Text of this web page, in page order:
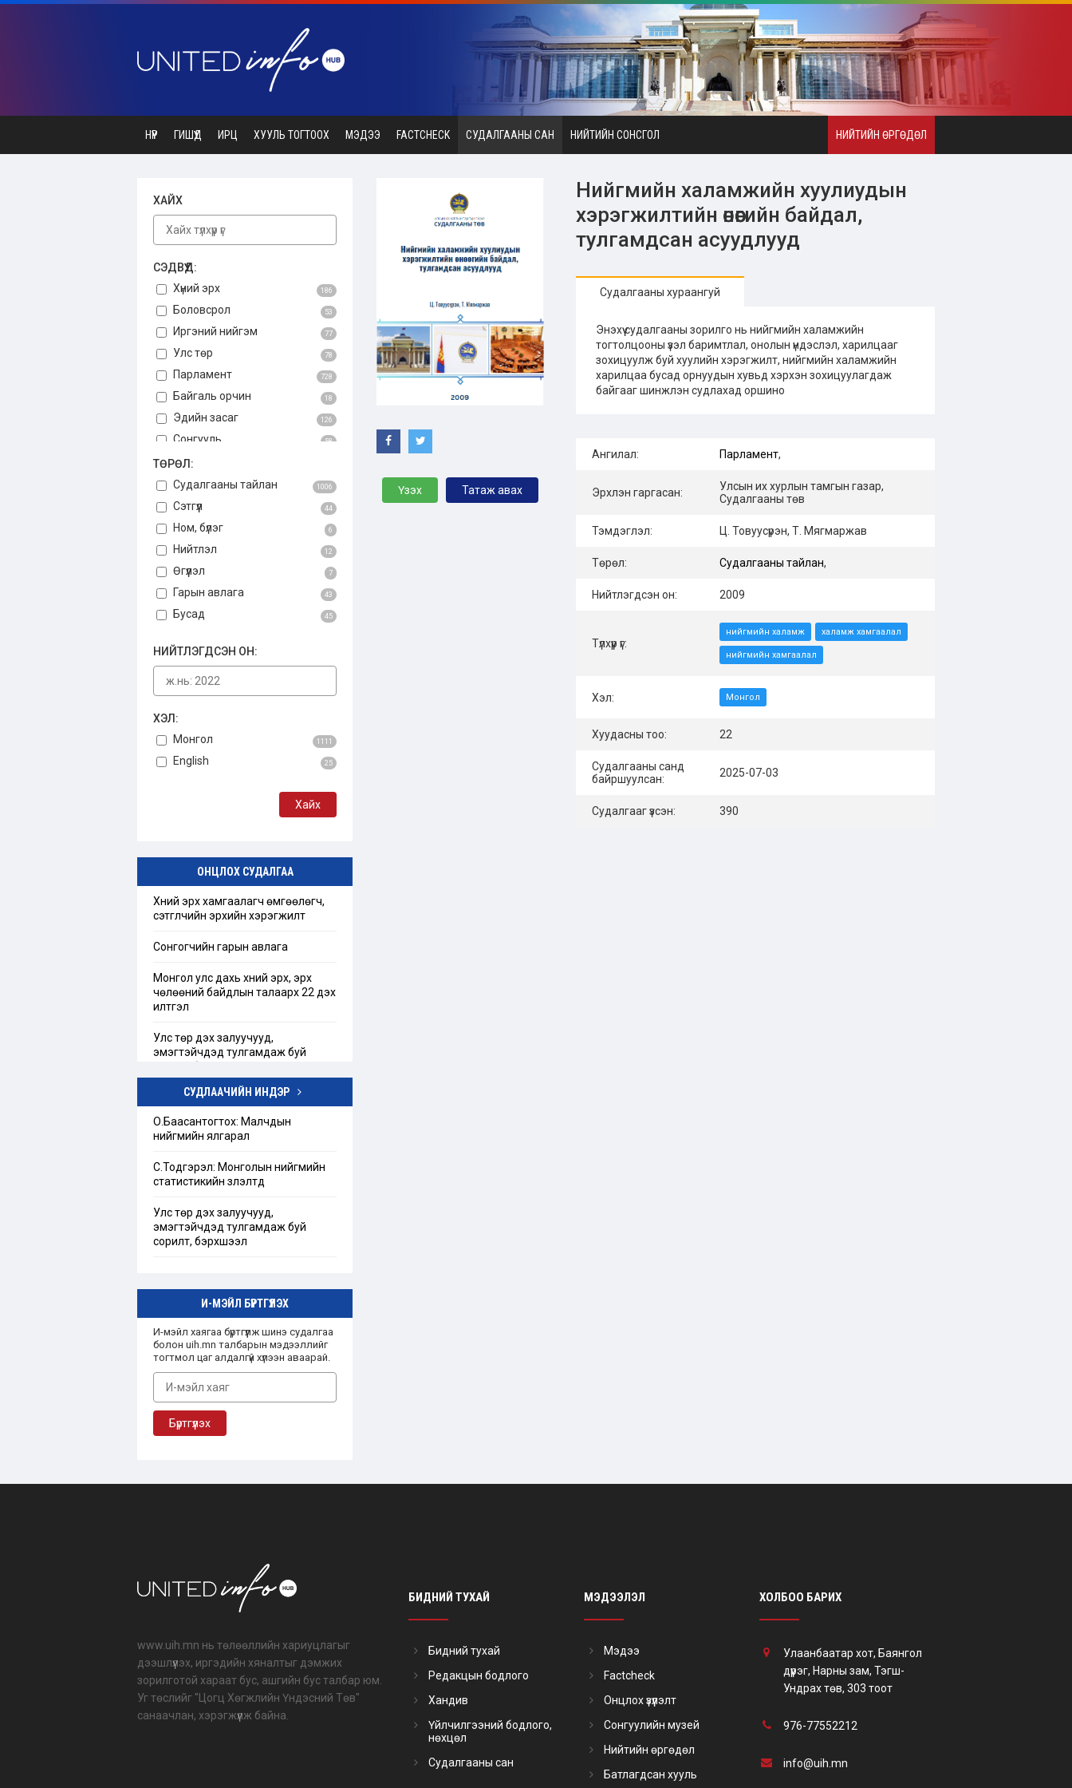
НҮҮР ГИШҮҮД ИРЦ ХУУЛЬ ТОГТООХ МЭДЭЭ FACTCHECK СУДАЛГААНЫ САН НИЙТИЙН СОНСГОЛ НИЙТИЙН ӨРГӨДӨЛ
ХАЙХ
СЭДВҮҮД:
Хүний эрх
186
Боловсрол 53
Иргэний нийгэм 77
Улс төр 78
Парламент 728
Байгаль орчин 18
Эдийн засаг 126
Сонгууль 58
Авлига
Үндсэн хууль 3
Бусад 34
ТӨРӨЛ:
Судалгааны тайлан
1006
Сэтгүүл 44
Ном, бүлэг 6
Нийтлэл 12
Өгүүлэл 7
Гарын авлага 43
Бусад 45
НИЙТЛЭГДСЭН ОН:
ХЭЛ:
Монгол
1111
English 25
ОНЦЛОХ СУДАЛГАА
Хүний эрх хамгаалагч өмгөөлөгч,
сэтгүүлчийн эрхийн хэрэгжилт
Сонгогчийн гарын авлага
Монгол улс дахь хүний эрх, эрх
чөлөөний байдлын талаарх 22 дэх
илтгэл
Улс төр дэх залуучууд,
эмэгтэйчүүдэд тулгамдаж буй
Төрийн бус байгууллагын тухай
хэрэгцээ, шаардлагын тандан
судалгаа
“Ашгийн бус байгууллага”-ын
талаарх Монгол улсын эрх зүйн
СУДЛААЧИЙН ИНДЭР
О.Баасантогтох: Малчдын
нийгмийн ялгарал
С.Тодгэрэл: Монголын нийгмийн
статистикийн үзүүлэлтүүд
Улс төр дэх залуучууд,
эмэгтэйчүүдэд тулгамдаж буй
сорилт, бэрхшээл
И-МЭЙЛ БҮРТГҮҮЛЭХ
И-мэйл хаягаа бүртгүүлж шинэ судалгаа
болон uih.mn талбарын мэдээллийг
тогтмол цаг алдалгүй хүлээн аваарай.
Үзэх Татаж авах
Нийгмийн халамжийн хуулиудын
хэрэгжилтийн өнөөгийн байдал,
тулгамдсан асуудлууд
Судалгааны хураангуй
Энэхүү судалгааны зорилго нь нийгмийн халамжийн
тогтолцооны үзэл баримтлал, онолын үндэслэл, харилцааг
зохицуулж буй хуулийн хэрэгжилт, нийгмийн халамжийн
харилцаа бусад орнуудын хувьд хэрхэн зохицуулагдаж
байгааг шинжлэн судлахад оршино
Ангилал: Парламент,
Эрхлэн гаргасан:
Улсын их хурлын тамгын газар,
Судалгааны төв
Тэмдэглэл: Ц. Товуусүрэн, Т. Мягмаржав
Төрөл: Судалгааны тайлан,
Нийтлэгдсэн он: 2009
Түлхүүр үг:
нийгмийн халамж халамж хамгаалал
нийгмийн хамгаалал
Хэл: Монгол
Хуудасны тоо: 22
Судалгааны санд
байршуулсан:
2025-07-03
Судалгааг үзсэн: 390
www.uih.mn нь төлөөллийн хариуцлагыг
дээшлүүлэх, иргэдийн хяналтыг дэмжих
зорилготой хараат бус, ашгийн бус талбар юм.
Уг төслийг "Цогц Хөгжлийн Үндэсний Төв"
санаачлан, хэрэгжүүлж байна.
БИДНИЙ ТУХАЙ
Бидний тухай
Редакцын бодлого
Хандив
Үйлчилгээний бодлого,
нөхцөл
Судалгааны сан
МЭДЭЭЛЭЛ
Мэдээ
Factcheck
Онцлох үзүүлэлт
Сонгуулийн музей
Нийтийн өргөдөл
Батлагдсан хууль
ХОЛБОО БАРИХ
Улаанбаатар хот, Баянгол
дүүрэг, Нарны зам, Тэгш-
Ундрах төв, 303 тоот
976-77552212
info@uih.mn